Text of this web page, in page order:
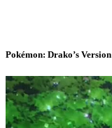
Pokémon: Drako’s Version